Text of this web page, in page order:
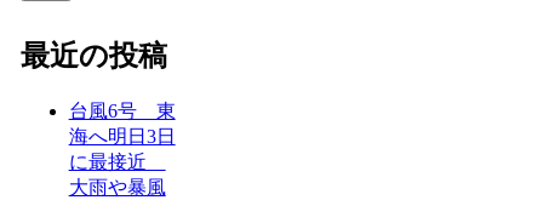
最近の投稿
台風6号 東
海へ明日3日
に最接近
大雨や暴風